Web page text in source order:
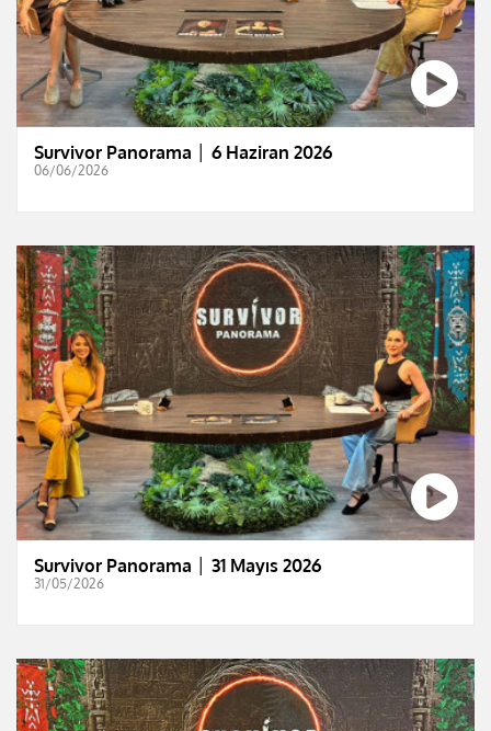
Survivor Panorama │ 6 Haziran 2026
06/06/2026
Survivor Panorama │ 31 Mayıs 2026
31/05/2026